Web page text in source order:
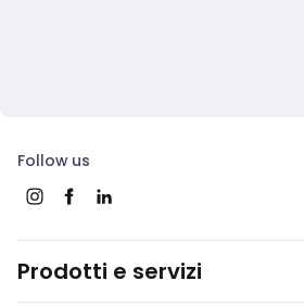
Follow us
Prodotti e servizi